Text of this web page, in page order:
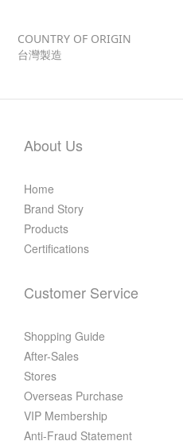
COUNTRY OF ORIGIN
台灣製造
About Us
Home
Brand Story
Products
Certifications
Customer Service
Shopping Guide
After-Sales
Stores
Overseas Purchase
VIP Membership
Anti-Fraud Statement